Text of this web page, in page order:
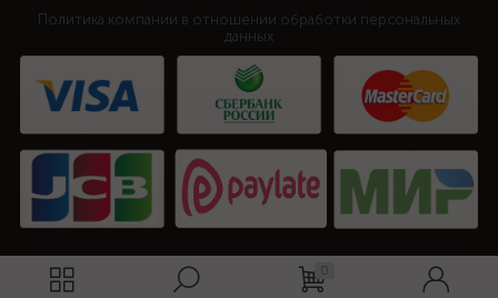
0
Политика компании в отношении обработки персональных
данных